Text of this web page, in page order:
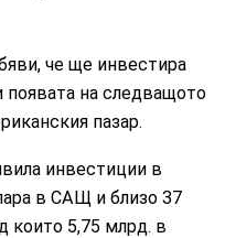
че ще инвестира
появата на следващото
пазар.
инвестиции в
в САЩ и близо 37
които 5,75 млрд. в